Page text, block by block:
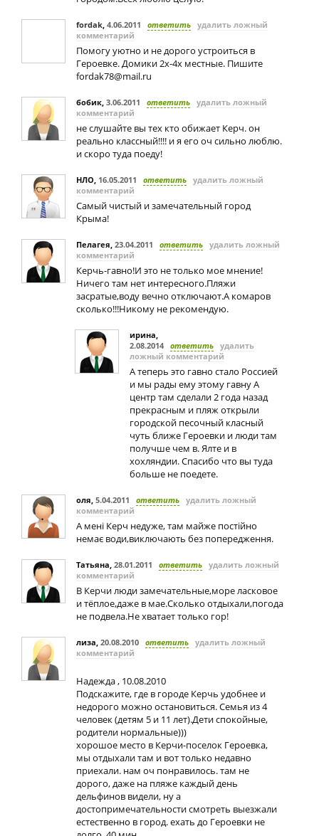
fordak, 4.06.2011 ответить удалить ложный
комментарий
Помогу уютно и не дорого устроиться в
Героевке. Домики 2х-4х местные. Пишите
fordak78@mail.ru
бобик, 3.06.2011 ответить удалить ложный
комментарий
не слушайте вы тех кто обижает Керч. он
реально классный!!!! и я его оч сильно люблю.
и скоро туда поеду!
НЛО, 16.05.2011 ответить удалить ложный
комментарий
Самый чистый и замечательный город
Крыма!
Пелагея, 23.04.2011 ответить удалить ложный
комментарий
Керчь-гавно!И это не только мое мнение!
Ничего там нет интересного.Пляжи
засратые,воду вечно отключают.А комаров
сколько!!!Никому не рекомендую.
ирина,
2.08.2014 ответить удалить
ложный комментарий
А теперь это гавно стало Россией
и мы рады ему этому гавну А
центр там сделали 2 года назад
прекрасным и пляж открыли
городской песочный класный
чуть ближе Героевки и люди там
получше чем в. Ялте и в
хохляндии. Спасибо что вы туда
больше не поедете.
оля, 5.04.2011 ответить удалить ложный
комментарий
А мені Керч недуже, там майже постійно
немає води,виключають без попередження.
Татьяна, 28.01.2011 ответить удалить ложный
комментарий
В Керчи люди замечательные,море ласковое
и тёплое,даже в мае.Сколько отдыхали,погода
не подвела.Не хватает только гор!
лиза, 20.08.2010 ответить удалить ложный
комментарий
Надежда , 10.08.2010
Подскажите, где в городе Керчь удобнее и
недорого можно остановиться. Семья из 4
человек (детям 5 и 11 лет).Дети спокойные,
родители нормальные)))
хорошое место в Керчи-поселок Героевка,
мы отдыхали там и вот только недавно
приехали. нам оч понравилось. там не
дорого, даже на пляже каждый день
дельфинов видели, ну а
достопримечательности смотреть выезжали
естественно в город. ехать до Героевки не